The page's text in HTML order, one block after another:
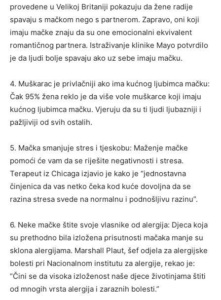
provedene u Velikoj Britaniji pokazuju da žene radije
spavaju s mačkom nego s partnerom. Zapravo, oni koji
imaju mačke znaju da su one emocionalni ekvivalent
romantičnog partnera. Istraživanje klinike Mayo potvrdilo
je da ljudi bolje spavaju ako uz sebe imaju mačku.
4. Muškarac je privlačniji ako ima kućnog ljubimca mačku:
Čak 95% žena reklo je da više vole muškarce koji imaju
kućnog ljubimca mačku. Vjeruju da su ti ljudi ljubazniji i
pažljiviji od svih ostalih.
5. Mačka smanjuje stres i tjeskobu: Maženje mačke
pomoći će vam da se riješite negativnosti i stresa.
Terapeut iz Chicaga izjavio je kako je “jednostavna
činjenica da vas netko čeka kod kuće dovoljna da se
razina stresa svede na normalnu i podnošljivu razinu”.
6. Neke mačke štite svoje vlasnike od alergija: Djeca koja
su prethodno bila izložena prisutnosti mačaka manje su
sklona alergijama. Marshall Plaut, šef odjela za alergijske
bolesti pri Nacionalnom institutu za alergije, rekao je:
“Čini se da visoka izloženost naše djece životinjama štiti
od mnogih vrsta alergija i zaraznih bolesti.”